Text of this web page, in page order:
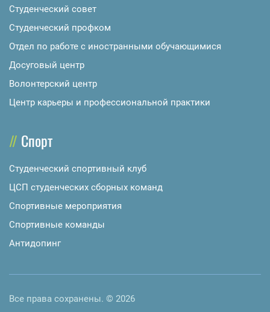
Студенческий совет
Студенческий профком
Отдел по работе с иностранными обучающимися
Досуговый центр
Волонтерский центр
Центр карьеры и профессиональной практики
Спорт
Студенческий спортивный клуб
ЦСП студенческих сборных команд
Спортивные мероприятия
Спортивные команды
Антидопинг
Все права сохранены. © 2026